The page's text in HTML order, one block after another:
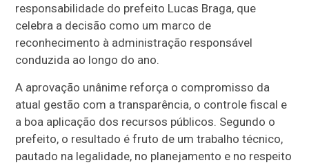
responsabilidade do prefeito Lucas Braga, que
celebra a decisão como um marco de
reconhecimento à administração responsável
conduzida ao longo do ano.
A aprovação unânime reforça o compromisso da
atual gestão com a transparência, o controle fiscal e
a boa aplicação dos recursos públicos. Segundo o
prefeito, o resultado é fruto de um trabalho técnico,
pautado na legalidade, no planejamento e no respeito